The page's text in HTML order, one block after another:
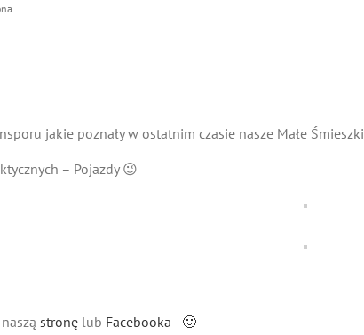
jakie poznały w ostatnim czasie nasze Małe Śmieszki
– Pojazdy 😉
stronęlub Facebooka 🙂